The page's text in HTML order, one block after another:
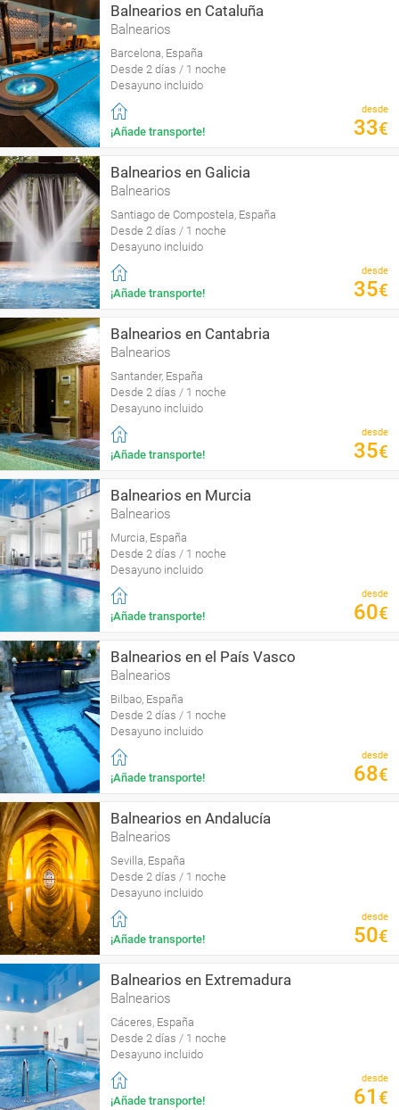
Balnearios en Cataluña
Balnearios
Barcelona, España
Desde 2 días / 1 noche
Desayuno incluido
¡Añade transporte!
desde
33€
Balnearios en Galicia
Balnearios
Santiago de Compostela, España
Desde 2 días / 1 noche
Desayuno incluido
¡Añade transporte!
desde
35€
Balnearios en Cantabria
Balnearios
Santander, España
Desde 2 días / 1 noche
Desayuno incluido
¡Añade transporte!
desde
35€
Balnearios en Murcia
Balnearios
Murcia, España
Desde 2 días / 1 noche
Desayuno incluido
¡Añade transporte!
desde
60€
Balnearios en el País Vasco
Balnearios
Bilbao, España
Desde 2 días / 1 noche
Desayuno incluido
¡Añade transporte!
desde
68€
Balnearios en Andalucía
Balnearios
Sevilla, España
Desde 2 días / 1 noche
Desayuno incluido
¡Añade transporte!
desde
50€
Balnearios en Extremadura
Balnearios
Cáceres, España
Desde 2 días / 1 noche
Desayuno incluido
¡Añade transporte!
desde
61 €